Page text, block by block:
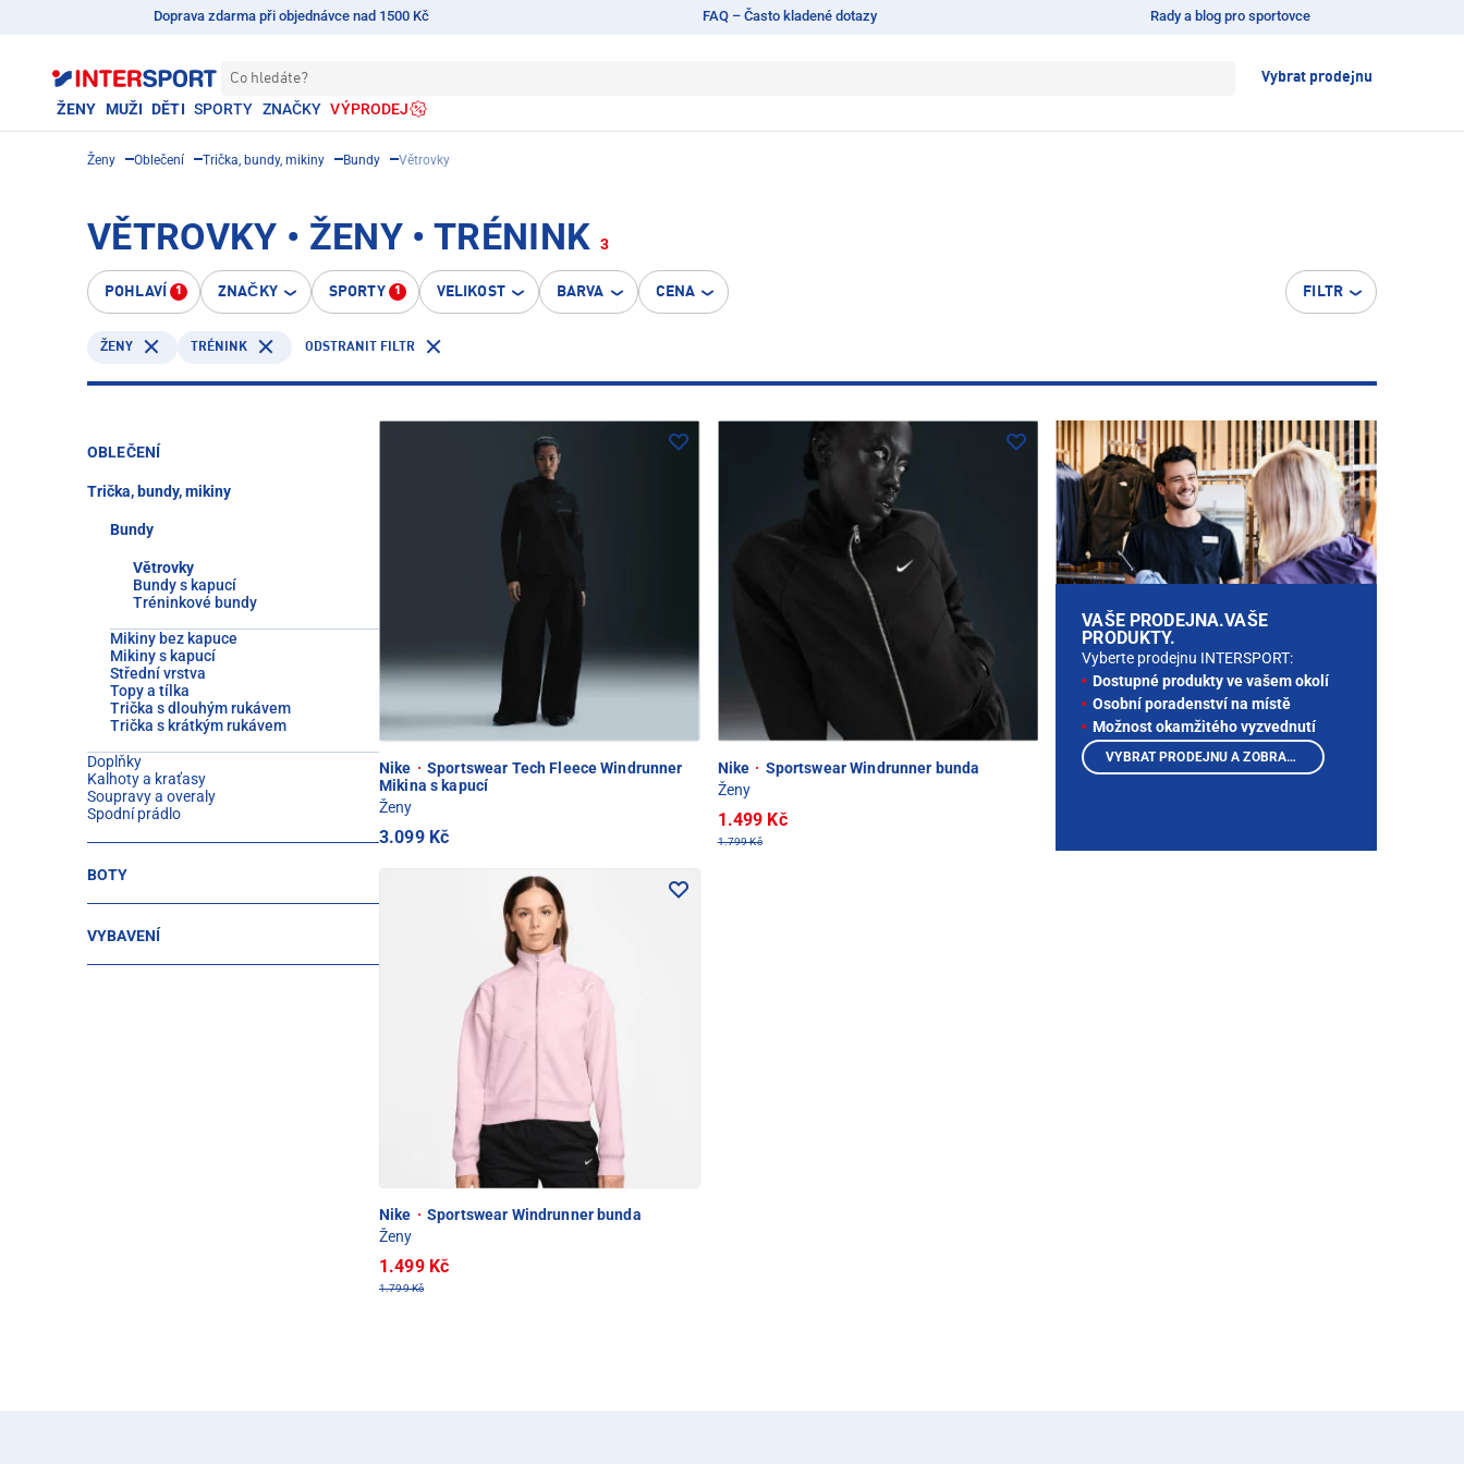
Doprava zdarma při objednávce nad 1500 Kč FAQ – Často kladené dotazy Rady a blog pro sportovce
Co hledáte? Vybrat prodejnu
ŽENY MUŽI DĚTI SPORTY ZNAČKY VÝPRODEJ
Ženy Oblečení Trička, bundy, mikiny Bundy Větrovky
VĚTROVKY • ŽENY • TRÉNINK 3
POHLAVÍ 1 ZNAČKY SPORTY 1 VELIKOST BARVA CENA FILTR
ŽENY TRÉNINK ODSTRANIT FILTR
OBLEČENÍ
Trička, bundy, mikiny
Bundy
Větrovky
Bundy s kapucí
Tréninkové bundy
Mikiny bez kapuce
Mikiny s kapucí
Střední vrstva
Topy a tílka
Trička s dlouhým rukávem
Trička s krátkým rukávem
Doplňky
Kalhoty a kraťasy
Soupravy a overaly
Spodní prádlo
BOTY
VYBAVENÍ
Nike · Sportswear Tech Fleece Windrunner
Mikina s kapucí
Ženy
3.099 Kč
Nike · Sportswear Windrunner bunda
Ženy
1.499 Kč
1.799 Kč
Nike · Sportswear Windrunner bunda
Ženy
1.499 Kč
1.799 Kč
VAŠE PRODEJNA.VAŠE
PRODUKTY.
Vyberte prodejnu INTERSPORT:
Dostupné produkty ve vašem okolí
Osobní poradenství na místě
Možnost okamžitého vyzvednutí
VYBRAT PRODEJNU A ZOBRAZIT PRODUKTY